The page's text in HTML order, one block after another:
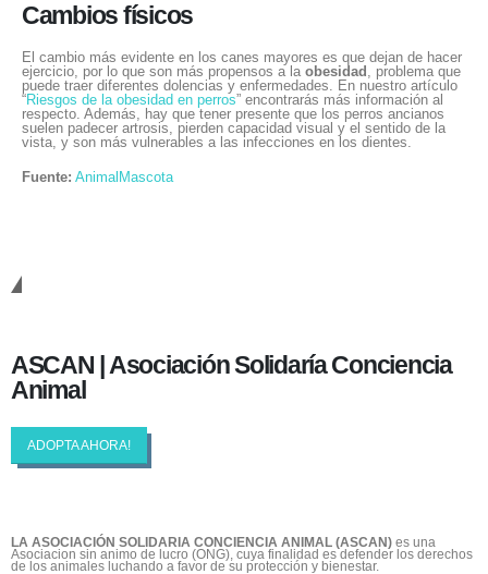
Cambios físicos
El cambio más evidente en los canes mayores es que dejan de hacer
ejercicio, por lo que son más propensos a la obesidad , problema que
puede traer diferentes dolencias y enfermedades. En nuestro artículo
“Riesgos de la obesidad en perros” encontrarás más información al
respecto. Además, hay que tener presente que los perros ancianos
suelen padecer artrosis, pierden capacidad visual y el sentido de la
vista, y son más vulnerables a las infecciones en los dientes.
Fuente: AnimalMascota
ASCAN | Asociación Solidaría Conciencia
Animal
ADOPTA AHORA!
LA ASOCIACIÓN SOLIDARIA CONCIENCIA ANIMAL (ASCAN) es una
Asociacion sin animo de lucro (ONG), cuya finalidad es defender los derechos
de los animales luchando a favor de su protección y bienestar.